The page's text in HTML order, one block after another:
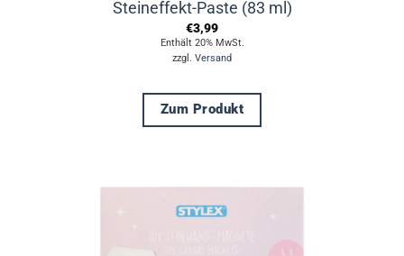
Steineffekt-Paste (83 ml)
€3,99
Enthält 20% MwSt.
zzgl. Versand
Zum Produkt
Varianten